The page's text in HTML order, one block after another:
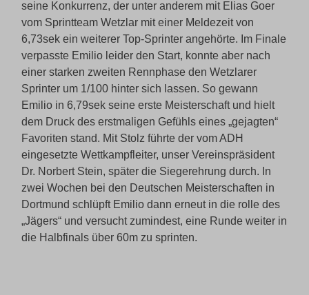
seine Konkurrenz, der unter anderem mit Elias Goer
vom Sprintteam Wetzlar mit einer Meldezeit von
6,73sek ein weiterer Top-Sprinter angehörte. Im Finale
verpasste Emilio leider den Start, konnte aber nach
einer starken zweiten Rennphase den Wetzlarer
Sprinter um 1/100 hinter sich lassen. So gewann
Emilio in 6,79sek seine erste Meisterschaft und hielt
dem Druck des erstmaligen Gefühls eines „gejagten“
Favoriten stand. Mit Stolz führte der vom ADH
eingesetzte Wettkampfleiter, unser Vereinspräsident
Dr. Norbert Stein, später die Siegerehrung durch. In
zwei Wochen bei den Deutschen Meisterschaften in
Dortmund schlüpft Emilio dann erneut in die rolle des
„Jägers“ und versucht zumindest, eine Runde weiter in
die Halbfinals über 60m zu sprinten.